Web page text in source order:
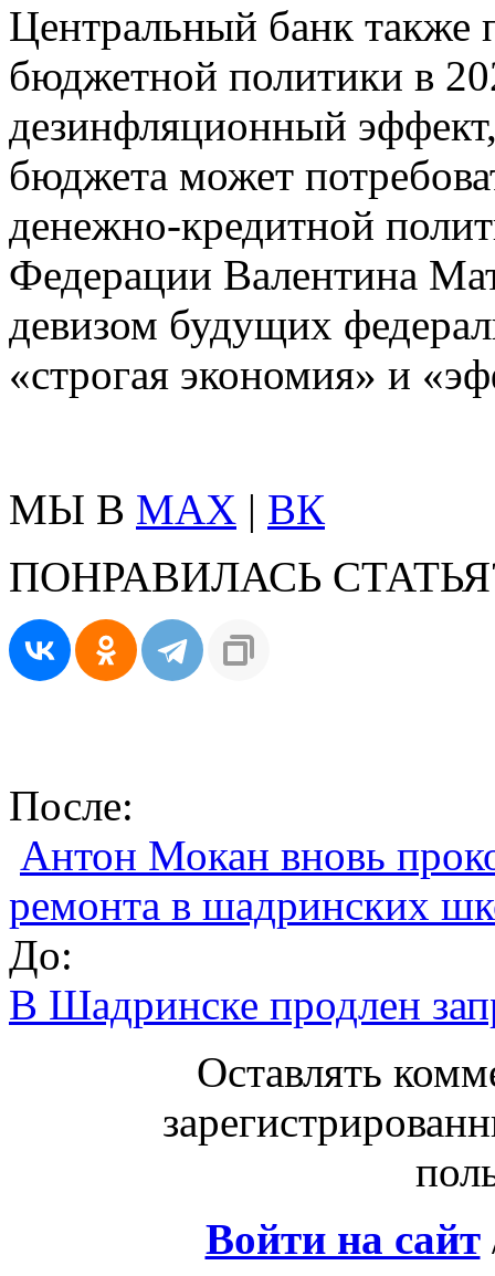
Центральный банк также
бюджетной политики в
дезинфляционный
бюджета может
денежно-кредитной
Федерации Валентина
девизом будущих
«строгая экономия» и
МЫ В MAX | ВК
ПОНРАВИЛАСЬ
После:
Антон Мокан вновь
ремонта в шадринских
До:
В Шадринске продлен
Оставлять
Войти на сайт